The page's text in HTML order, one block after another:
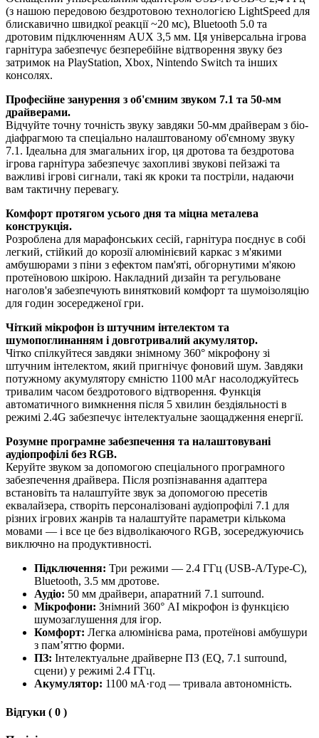
(з нашою передовою бездротовою технологією LightSpeed ​​для
блискавично швидкої реакції ~20 мс), Bluetooth 5.0 та
дротовим підключенням AUX 3,5 мм. Ця універсальна ігрова
гарнітура забезпечує безперебійне відтворення звуку без
затримок на PlayStation, Xbox, Nintendo Switch та інших
консолях.
Професійне занурення з об'ємним звуком 7.1 та 50-мм
драйверами.
Відчуйте точну точність звуку завдяки 50-мм драйверам з біо-
діафрагмою та спеціально налаштованому об'ємному звуку
7.1. Ідеальна для змагальних ігор, ця дротова та бездротова
ігрова гарнітура забезпечує захопливі звукові пейзажі та
важливі ігрові сигнали, такі як кроки та постріли, надаючи
вам тактичну перевагу.
Комфорт протягом усього дня та міцна металева
конструкція.
Розроблена для марафонських сесій, гарнітура поєднує в собі
легкий, стійкий до корозії алюмінієвий каркас з м'якими
амбушюрами з піни з ефектом пам'яті, обгорнутими м'якою
протеїновою шкірою. Накладний дизайн та регульоване
наголов'я забезпечують винятковий комфорт та шумоізоляцію
для годин зосередженої гри.
Чіткий мікрофон із штучним інтелектом та
шумопоглинанням і довготривалий акумулятор.
Чітко спілкуйтеся завдяки знімному 360° мікрофону зі
штучним інтелектом, який пригнічує фоновий шум. Завдяки
потужному акумулятору ємністю 1100 мАг насолоджуйтесь
тривалим часом бездротового відтворення. Функція
автоматичного вимкнення після 5 хвилин бездіяльності в
режимі 2.4G забезпечує інтелектуальне заощадження енергії.
Розумне програмне забезпечення та налаштовувані
аудіопрофілі без RGB.
Керуйте звуком за допомогою спеціального програмного
забезпечення драйвера. Після розпізнавання адаптера
встановіть та налаштуйте звук за допомогою пресетів
еквалайзера, створіть персоналізовані аудіопрофілі 7.1 для
різних ігрових жанрів та налаштуйте параметри кількома
мовами — і все це без відволікаючого RGB, зосереджуючись
виключно на продуктивності.
Підключення: Три режими — 2.4 ГГц (USB-A/Type-C),
Bluetooth, 3.5 мм дротове.
Аудіо: 50 мм драйвери, апаратний 7.1 surround.
Мікрофони: Знімний 360° AI мікрофон із функцією
шумозаглушення для ігор.
Комфорт: Легка алюмінієва рама, протеїнові амбушури
з пам’яттю форми.
ПЗ: Інтелектуальне драйверне ПЗ (EQ, 7.1 surround,
сцени) у режимі 2.4 ГГц.
Акумулятор: 1100 мА·год — тривала автономність.
Відгуки ( 0 )